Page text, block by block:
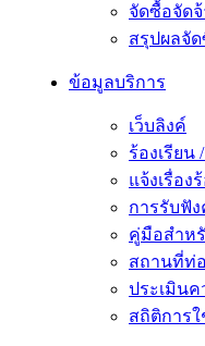
จัดซื้อจัดจ้
สรุปผลจั
ข้อมูลบริการ
เว็บลิงค์
ร้องเรียน
แจ้งเรื่อง
การรับฟั
คู่มือสำห
สถานที่ท่อ
ประเมิน
สถิติการ